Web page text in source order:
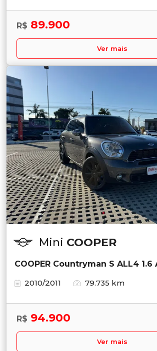
R$ 89.900
Ver mais
Mini COOPER
COOPER Countryman S ALL4 1.6
2010/2011
79.735 km
R$ 94.900
Ver mais